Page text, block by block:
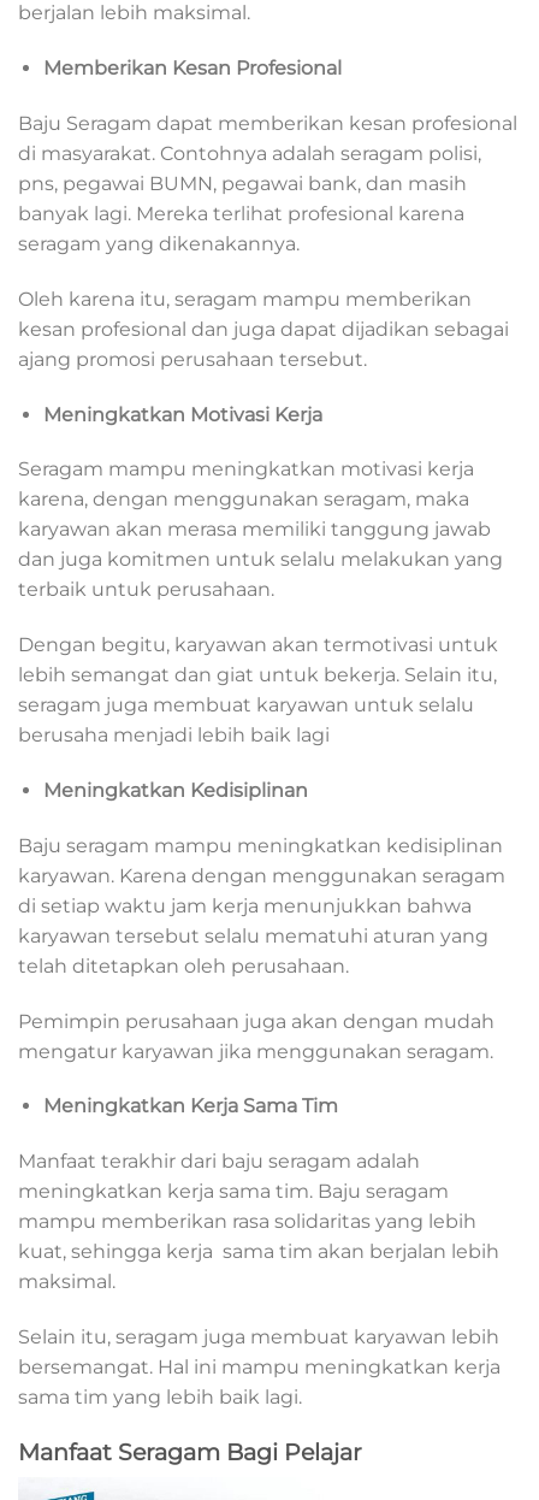
berjalan lebih maksimal.
Memberikan Kesan Profesional
Baju Seragam dapat memberikan kesan profesional
di masyarakat. Contohnya adalah seragam polisi,
pns, pegawai BUMN, pegawai bank, dan masih
banyak lagi. Mereka terlihat profesional karena
seragam yang dikenakannya.
Oleh karena itu, seragam mampu memberikan
kesan profesional dan juga dapat dijadikan sebagai
ajang promosi perusahaan tersebut.
Meningkatkan Motivasi Kerja
Seragam mampu meningkatkan motivasi kerja
karena, dengan menggunakan seragam, maka
karyawan akan merasa memiliki tanggung jawab
dan juga komitmen untuk selalu melakukan yang
terbaik untuk perusahaan.
Dengan begitu, karyawan akan termotivasi untuk
lebih semangat dan giat untuk bekerja. Selain itu,
seragam juga membuat karyawan untuk selalu
berusaha menjadi lebih baik lagi
Meningkatkan Kedisiplinan
Baju seragam mampu meningkatkan kedisiplinan
karyawan. Karena dengan menggunakan seragam
di setiap waktu jam kerja menunjukkan bahwa
karyawan tersebut selalu mematuhi aturan yang
telah ditetapkan oleh perusahaan.
Pemimpin perusahaan juga akan dengan mudah
mengatur karyawan jika menggunakan seragam.
Meningkatkan Kerja Sama Tim
Manfaat terakhir dari baju seragam adalah
meningkatkan kerja sama tim. Baju seragam
mampu memberikan rasa solidaritas yang lebih
kuat, sehingga kerja sama tim akan berjalan lebih
maksimal.
Selain itu, seragam juga membuat karyawan lebih
bersemangat. Hal ini mampu meningkatkan kerja
sama tim yang lebih baik lagi.
Manfaat Seragam Bagi Pelajar